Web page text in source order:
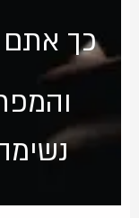
כך אתם